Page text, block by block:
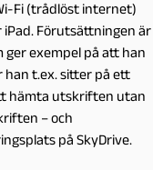
Fi (trådlöst internet)
Förutsättningen är
ger exempel på att han
han t.ex. sitter på ett
hämta utskriften utan
– och
på SkyDrive.